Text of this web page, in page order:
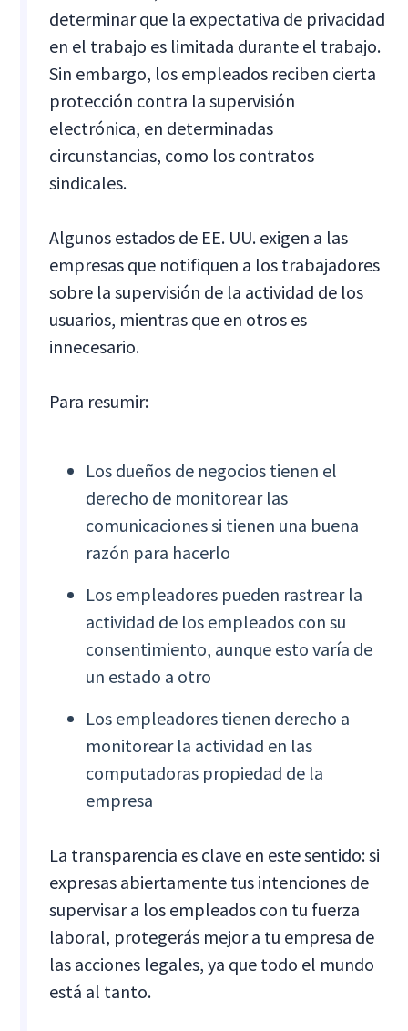
determinar que la expectativa de privacidad
en el trabajo es limitada durante el trabajo.
Sin embargo, los empleados reciben cierta
protección contra la supervisión
electrónica, en determinadas
circunstancias, como los contratos
sindicales.
Algunos estados de EE. UU. exigen a las
empresas que notifiquen a los trabajadores
sobre la supervisión de la actividad de los
usuarios, mientras que en otros es
innecesario.
Para resumir:
Los dueños de negocios tienen el
derecho de monitorear las
comunicaciones si tienen una buena
razón para hacerlo
Los empleadores pueden rastrear la
actividad de los empleados con su
consentimiento, aunque esto varía de
un estado a otro
Los empleadores tienen derecho a
monitorear la actividad en las
computadoras propiedad de la
empresa
La transparencia es clave en este sentido: si
expresas abiertamente tus intenciones de
supervisar a los empleados con tu fuerza
laboral, protegerás mejor a tu empresa de
las acciones legales, ya que todo el mundo
está al tanto.